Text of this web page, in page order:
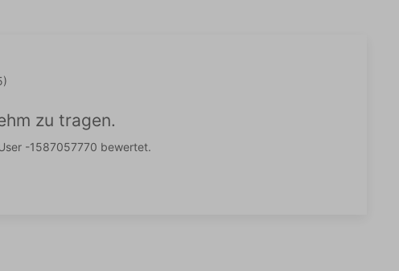
zu tragen.
-1587057770 bewertet.